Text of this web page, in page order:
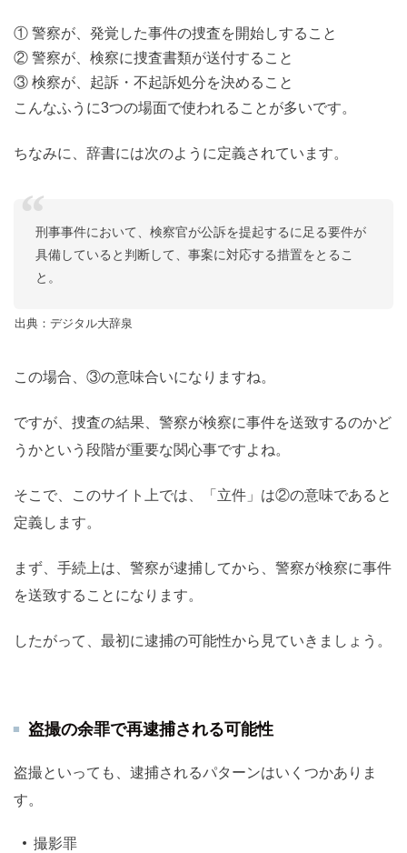
① 警察が、発覚した事件の捜査を開始しすること
② 警察が、検察に捜査書類が送付すること
③ 検察が、起訴・不起訴処分を決めること
こんなふうに3つの場面で使われることが多いです。
ちなみに、辞書には次のように定義されています。
刑事事件において、検察官が公訴を提起するに足る要件が
具備していると判断して、事案に対応する措置をとるこ
と。
出典：デジタル大辞泉
この場合、③の意味合いになりますね。
ですが、捜査の結果、警察が検察に事件を送致するのかど
うかという段階が重要な関心事ですよね。
そこで、このサイト上では、「立件」は②の意味であると
定義します。
まず、手続上は、警察が逮捕してから、警察が検察に事件
を送致することになります。
したがって、最初に逮捕の可能性から見ていきましょう。
盗撮の余罪で再逮捕される可能性
盗撮といっても、逮捕されるパターンはいくつかありま
す。
撮影罪